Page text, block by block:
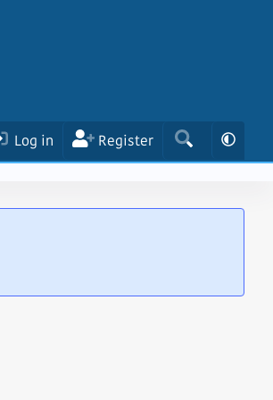
Log in Register